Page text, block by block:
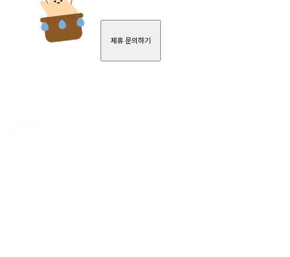
제휴 문의하기